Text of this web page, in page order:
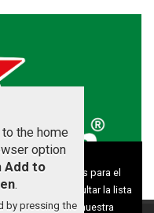
the home
option
Add to
.
by pressing the
de cookies:
y de terceros para el
Puedes consultar la lista
Ver nuestra